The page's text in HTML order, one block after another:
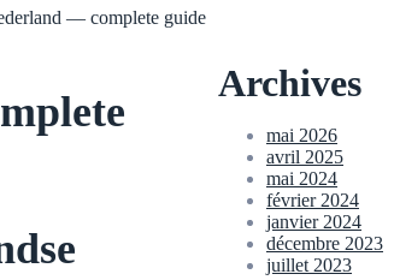
— complete guide
Archives
mai 2026
avril 2025
mai 2024
février 2024
janvier 2024
décembre 2023
juillet 2023